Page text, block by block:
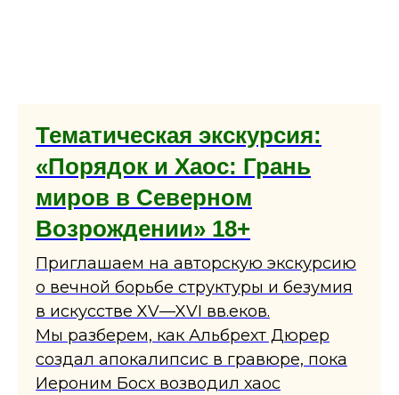
Тематическая экскурсия:
«Порядок и Хаос: Грань
миров в Северном
Возрождении» 18+
Приглашаем на авторскую экскурсию
о вечной борьбе структуры и безумия
в искусстве XV—XVI вв.еков.
Мы разберем, как Альбрехт Дюрер
создал апокалипсис в гравюре, пока
Иероним Босх возводил хаос